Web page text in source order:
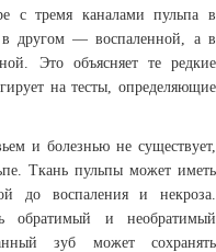
с тремя каналами пульпа в
другом — воспаленной, а в
Это объясняет те редкие
на тесты, определяющие
и болезнью не существует,
Ткань пульпы может иметь
до воспаления и некроза.
обратимый и необратимый
зуб может сохранять